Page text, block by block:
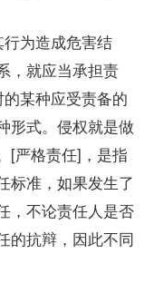
为造成危害结
，就应当承担责
某种应受责备的
形式。侵权就是做
[严格责任]，是指
标准，如果发生了
，不论责任人是否
的抗辩，因此不同